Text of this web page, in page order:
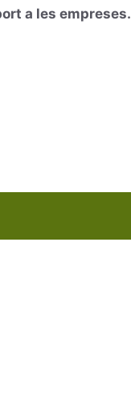
a les empreses.